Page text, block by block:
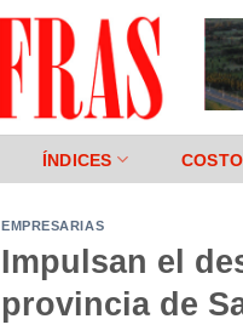
ÍNDICES
EMPRESARIAS
Impulsan el
provincia de